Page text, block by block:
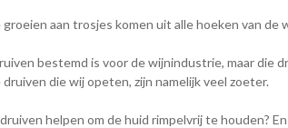
aan trosjes komen uit alle hoeken van de
bestemd is voor de wijnindustrie, maar die
die wij opeten, zijn namelijk veel zoeter.
helpen om de huid rimpelvrij te houden?